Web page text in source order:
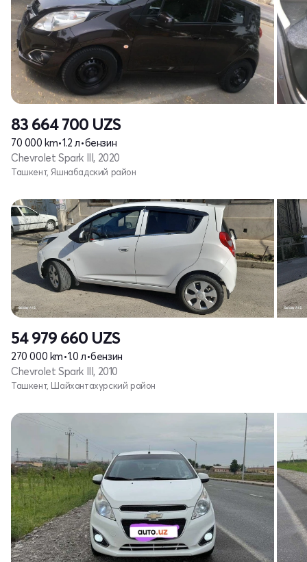
83 664 700 UZS
70 000 km•1.2 л•бензин
Chevrolet Spark III, 2020
Ташкент, Яшнабадский район
54 979 660 UZS
270 000 km•1.0 л•бензин
Chevrolet Spark III, 2010
Ташкент, Шайхантахурский район